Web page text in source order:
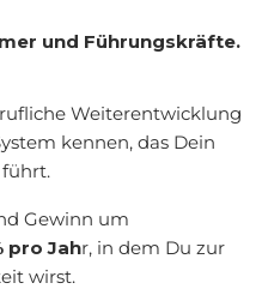
und Führungskräfte.
Weiterentwicklung
kennen, das Dein
Gewinn um
pro Jahr, in dem Du zur
wirst.